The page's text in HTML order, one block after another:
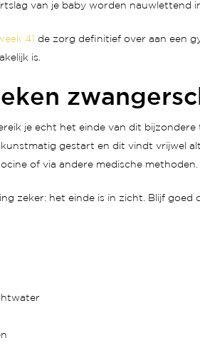
van je baby worden nauwlettend
41 de zorg definitief over aan een
is.
je echt het einde van dit
gestart en dit vindt vrijwel
of via andere medische methoden.
zeker: het einde is in zicht. Blijf